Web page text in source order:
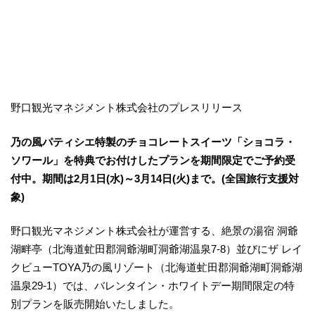
野口観光マネジメント株式会社のプレスリリース
乃の風パティシエ特製のチョコレートスイーツ「ショコラ・
ソワール」を特典でお付けしたプランを期間限定でご予約受
付中。期間は2月1日(水)～3月14日(火)まで。(全国旅行支援対
象)
野口観光マネジメント株式会社が運営する、絶景の湯宿 洞爺
湖畔亭（北海道虻田郡洞爺湖町洞爺湖温泉7-8）並びにザ レイ
クビューTOYA乃の風リゾート（北海道虻田郡洞爺湖町洞爺湖
温泉29-1）では、バレンタイン・ホワイトデー期間限定の特
別プランを販売開始いたしました。